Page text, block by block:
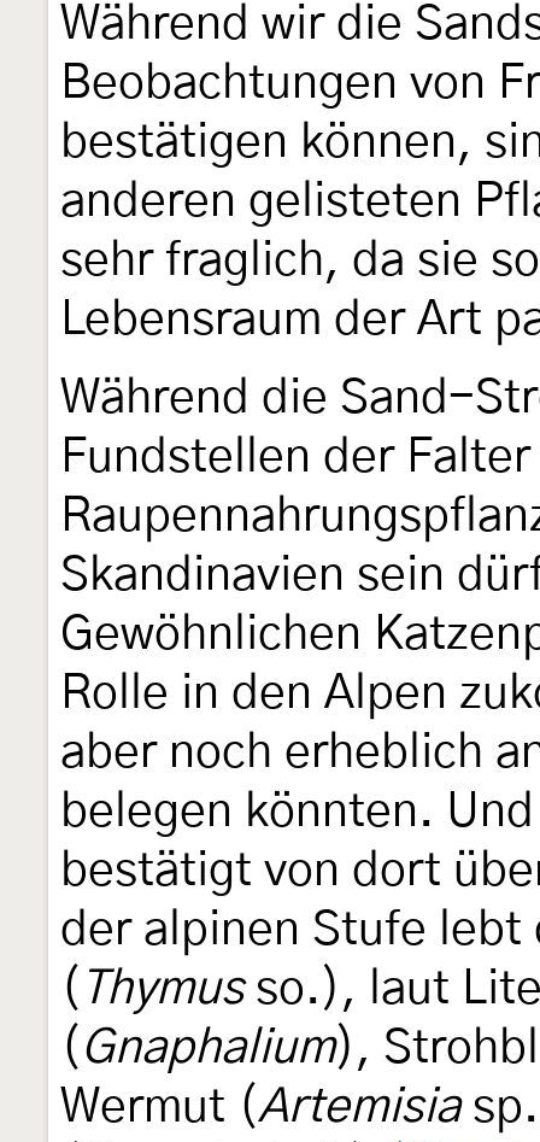
Während wir die
Beobachtungen von
bestätigen können,
anderen gelisteten
sehr fraglich, da sie
Lebensraum der Art
Während die Sand-
Fundstellen der
Skandinavien sein
Gewöhnlichen
Rolle in den Alpen
aber noch erheblich
belegen könnten.
bestätigt von dort
der alpinen Stufe lebt
( Thymusso.), laut
( Gnaphalium),
Wermut (Artemisia